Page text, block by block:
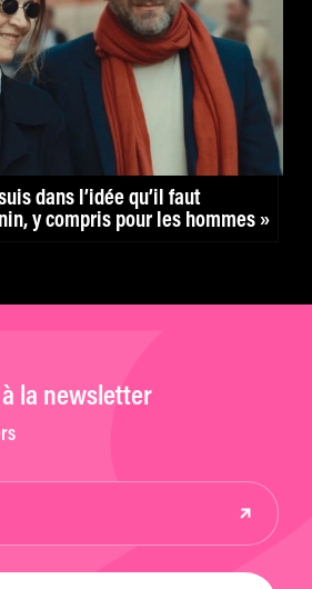
dans l’idée qu’il faut
y compris pour les hommes »
la newsletter